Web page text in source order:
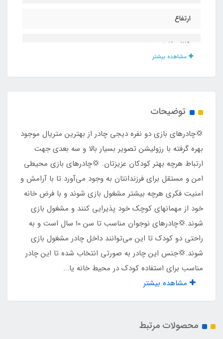
ارتفاع
125 سانت
دارد
شماره 5
نوع چاپ تصویر
چاپ بنری
مناسب برای بازی
جنس کف
مشاهده بیشتر
توضیحات
​​​​💢چادرهای بازی دو نفره دیجی چادر از بهترین متریال موجود
بهره گرفته با رزولیشن تصویر بسیار بالا و سه بعدی جهت
ارتباط هرچه بهتر کودکان عزیزتان. 💢چادرهای بازی محیطی
امن و مستقل برای فرزندانتان به وجود می‌آورد تا با آرامش و
امنیت فکری هرچه بیشتر مشغول بازی شوند و با فرض خانه
خود از مهمانهای کوچک خود پذیرایی کنند و مشغول بازی
شوند.💢چادرهای نوجوان مناسب تا سن 10 سال است و به
راحتی دو کودک تا این می‌توانند داخل چادر مشغول بازی
شوند.💢جنس این چادر به صورتی انتخاب شده تا این چادر
مناسب برای استفاده کودک در محیط خانه یا...
مشاهده بیشتر
محصولات مرتبط